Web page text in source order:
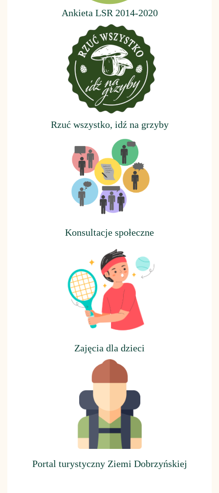
Ankieta LSR 2014-2020
Rzuć wszystko, idź na grzyby
Konsultacje społeczne
Zajęcia dla dzieci
Portal turystyczny Ziemi Dobrzyńskiej